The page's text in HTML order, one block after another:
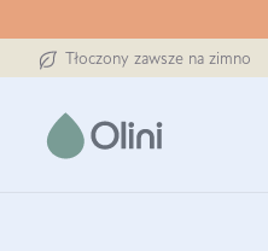
Tłoczony zawsze na zimno